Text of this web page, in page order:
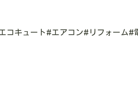
キュート#エアコン#リフォーム#